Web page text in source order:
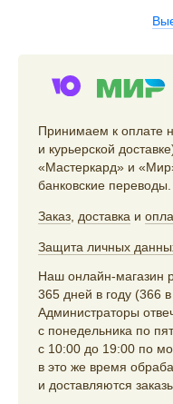
Принимаем к оплате
и курьерской
«Мастеркард» и
банковские переводы.
Заказ доставка и
Защита личных
Наш онлайн-магазин
365 дней в году (366
Администраторы
с понедельника по
с 10:00 до 19:00 по
в это же время
и доставляются